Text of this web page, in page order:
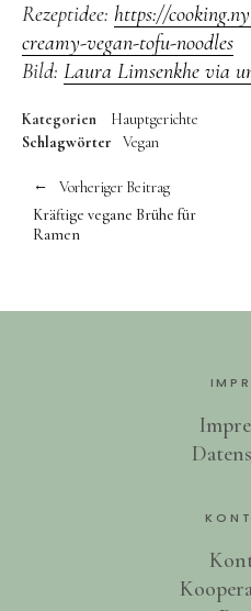
Rezeptidee: https://
creamy-vegan-tofu-noodles
Bild: Laura Limsenkhe via
Kategorien
Hauptgerichte
Schlagwörter
Vegan
Vorheriger Beitrag
Kräftige vegane Brühe für
Ramen